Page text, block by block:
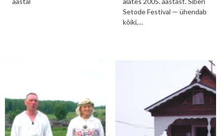
Setode Festival — ühendab
kõiki,…